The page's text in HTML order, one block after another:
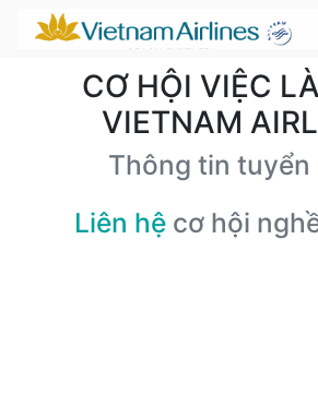
CƠ HỘI VIỆC
VIETNAM
Thông tin tuyển
Liên hệ cơ hội